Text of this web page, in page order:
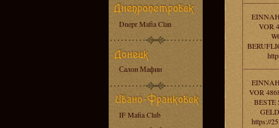
Dnepr Mafia Clan
Салон Мафии
IF Mafia Club
VOR
VOR
https://